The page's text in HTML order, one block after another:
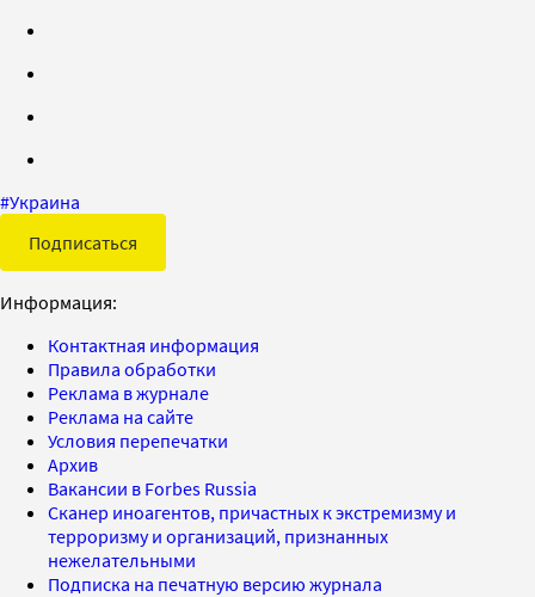
#Украина
Подписаться
Информация:
Контактная информация
Правила обработки
Реклама в журнале
Реклама на сайте
Условия перепечатки
Архив
Вакансии в Forbes Russia
Сканер иноагентов, причастных к экстремизму и
терроризму и организаций, признанных
нежелательными
Подписка на печатную версию журнала